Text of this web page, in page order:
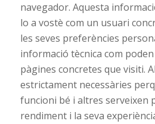
navegador. Aquesta
lo a vostè com un usuari
les seves preferències
informació tècnica com
pàgines concretes que visiti.
estrictament necessàries
funcioni bé i altres serveixen
rendiment i la seva